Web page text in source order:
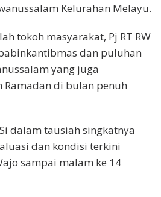
Kelurahan Melayu.
tokoh masyarakat, Pj RT RW
dan puluhan
yang juga
di bulan penuh
dalam tausiah singkatnya
dan kondisi terkini
sampai malam ke 14